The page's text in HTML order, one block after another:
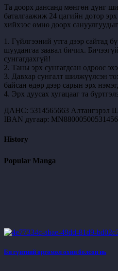
Та доорх дансанд мөнгөн дүнг
баталгаажиж 24 цагийн дотор эрх
хийхээс өмнө доорх
1. Гүйлгээний утга дээр сайтад
шуудангаа заавал бичих.
сунгагдахгүй!
2. Таны эрх сунгагдсан өдрөөс
3. Давхар сунгалт шилжүүлсэн
байсан өдөр дээр сарын эрх
4. Эрх дуусах хугацааг та
ДАНС: 5314565663 Алтангэрэл
IBAN дугаар:
History
Popular Manga
Би гүнтний өргөмөл охин болсон нь